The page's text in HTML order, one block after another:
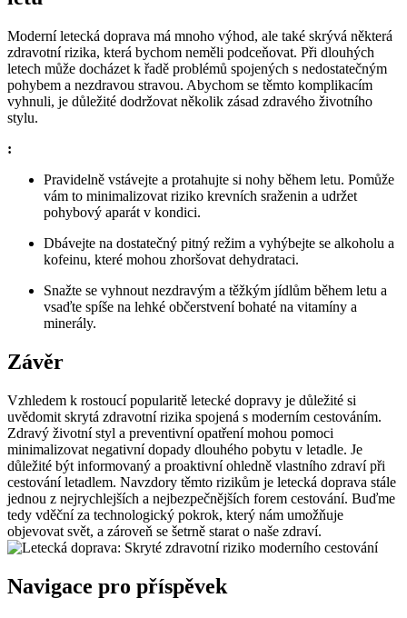
Moderní letecká doprava má mnoho výhod, ale také skrývá některá
zdravotní rizika, která bychom neměli podceňovat. Při dlouhých
letech může docházet k řadě problémů spojených s nedostatečným
pohybem a nezdravou stravou. Abychom se těmto komplikacím
vyhnuli, je důležité dodržovat několik zásad zdravého životního
stylu.
:
Pravidelně vstávejte a protahujte si nohy během letu. Pomůže
vám to minimalizovat riziko krevních sraženin a udržet
pohybový aparát v kondici.
Dbávejte na dostatečný pitný režim a vyhýbejte se alkoholu a
kofeinu, které mohou zhoršovat dehydrataci.
Snažte se vyhnout nezdravým a těžkým jídlům během letu a
vsaďte spíše na lehké občerstvení bohaté na vitamíny a
minerály.
Závěr
Vzhledem k rostoucí popularitě letecké dopravy je důležité si
uvědomit skrytá zdravotní rizika spojená s moderním cestováním.
Zdravý životní styl a preventivní opatření mohou pomoci
minimalizovat negativní dopady dlouhého pobytu v letadle. Je
důležité být informovaný a proaktivní ohledně vlastního zdraví při
cestování letadlem. Navzdory těmto rizikům je letecká doprava stále
jednou z nejrychlejších a nejbezpečnějších forem cestování. Buďme
tedy vděční za technologický pokrok, který nám umožňuje
objevovat svět, a zároveň se šetrně starat o naše zdraví.
Navigace pro příspěvek